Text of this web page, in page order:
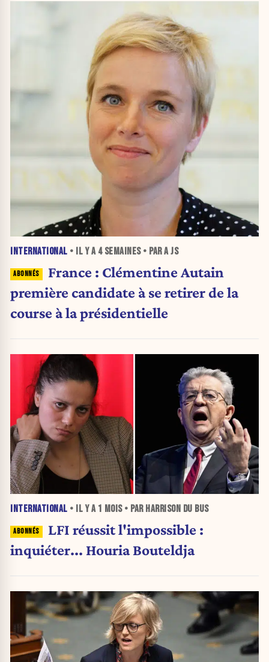
INTERNATIONAL • IL Y A 4 SEMAINES• PAR A JS
France : Clémentine Autain
première candidate à se retirer de la
course à la présidentielle
INTERNATIONAL • IL Y A 1 MOIS• PAR HARRISON DU BUS
LFI réussit l'impossible :
inquiéter... Houria Bouteldja